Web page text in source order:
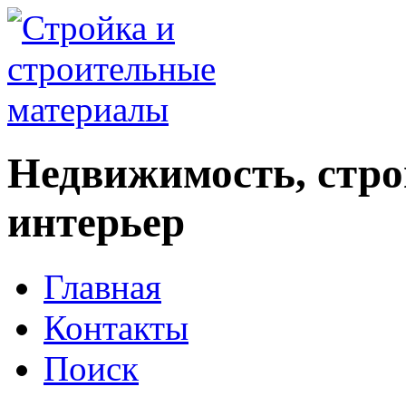
Недвижимость,
интерьер
Главная
Контакты
Поиск